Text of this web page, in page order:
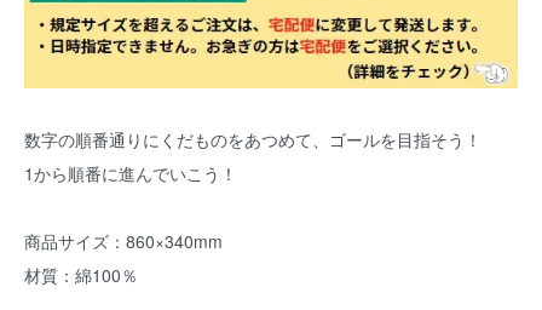
数字の順番通りにくだものをあつめて、ゴールを目指そう！
1から順番に進んでいこう！
商品サイズ：860×340mm
材質：綿100％